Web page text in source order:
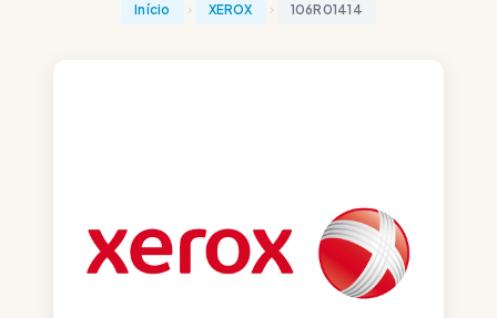
Início XEROX 106R01414